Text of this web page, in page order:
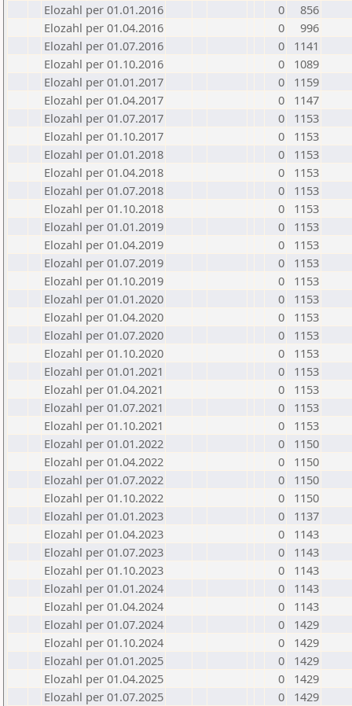
Elozahl per 01.01.2016
0
856
Elozahl per 01.04.2016
0
996
Elozahl per 01.07.2016
0
1141
Elozahl per 01.10.2016
0
1089
Elozahl per 01.01.2017
0
1159
Elozahl per 01.04.2017
0
1147
Elozahl per 01.07.2017
0
1153
Elozahl per 01.10.2017
0
1153
Elozahl per 01.01.2018
0
1153
Elozahl per 01.04.2018
0
1153
Elozahl per 01.07.2018
0
1153
Elozahl per 01.10.2018
0
1153
Elozahl per 01.01.2019
0
1153
Elozahl per 01.04.2019
0
1153
Elozahl per 01.07.2019
0
1153
Elozahl per 01.10.2019
0
1153
Elozahl per 01.01.2020
0
1153
Elozahl per 01.04.2020
0
1153
Elozahl per 01.07.2020
0
1153
Elozahl per 01.10.2020
0
1153
Elozahl per 01.01.2021
0
1153
Elozahl per 01.04.2021
0
1153
Elozahl per 01.07.2021
0
1153
Elozahl per 01.10.2021
0
1153
Elozahl per 01.01.2022
0
1150
Elozahl per 01.04.2022
0
1150
Elozahl per 01.07.2022
0
1150
Elozahl per 01.10.2022
0
1150
Elozahl per 01.01.2023
0
1137
Elozahl per 01.04.2023
0
1143
Elozahl per 01.07.2023
0
1143
Elozahl per 01.10.2023
0
1143
Elozahl per 01.01.2024
0
1143
Elozahl per 01.04.2024
0
1143
Elozahl per 01.07.2024
0
1429
Elozahl per 01.10.2024
0
1429
Elozahl per 01.01.2025
0
1429
Elozahl per 01.04.2025
0
1429
Elozahl per 01.07.2025
0
1429